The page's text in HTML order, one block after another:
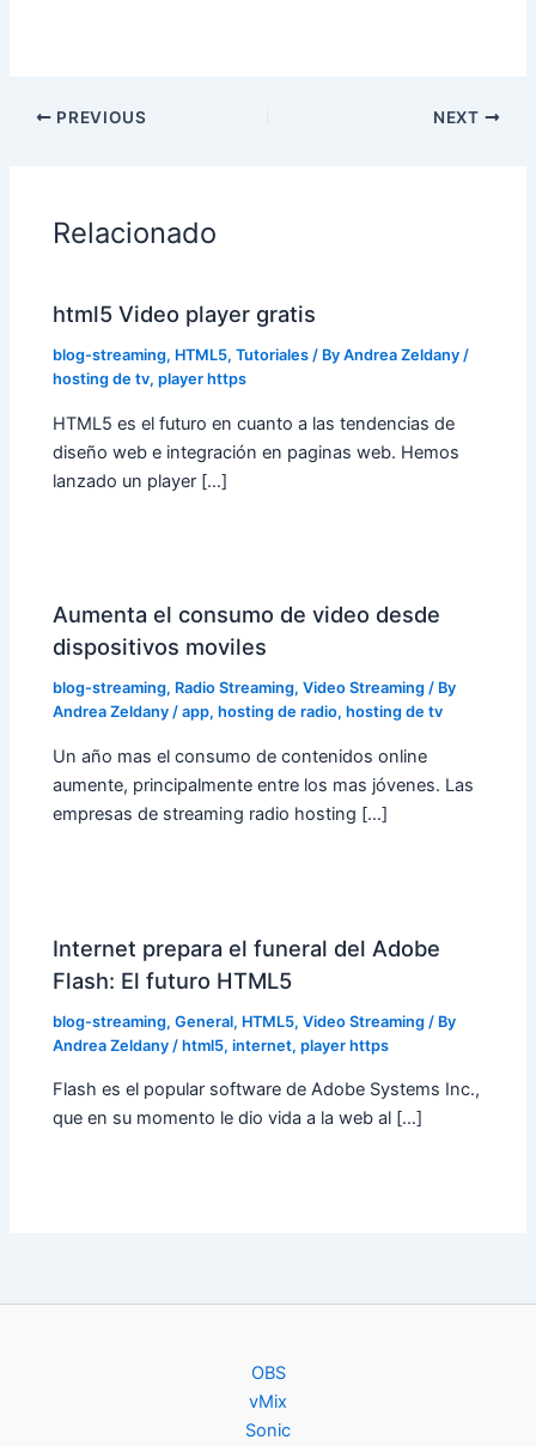
PREVIOUS NEXT
Relacionado
html5 Video player gratis
blog-streaming, HTML5,Tutoriales / ByAndrea Zeldany /
hosting de tv,player https
HTML5 es el futuro en cuanto a las tendencias de
diseño web e integración en paginas web. Hemos
lanzado un player […]
Aumenta el consumo de video desde
dispositivos moviles
blog-streaming, Radio Streaming,Video Streaming / By
Andrea Zeldany/app,hosting de radio,hosting de tv
Un año mas el consumo de contenidos online
aumente, principalmente entre los mas jóvenes. Las
empresas de streaming radio hosting […]
Internet prepara el funeral del Adobe
Flash: El futuro HTML5
blog-streaming,General, HTML5,Video Streaming / By
Andrea Zeldany /html5,internet,player https
Flash es el popular software de Adobe Systems Inc.,
que en su momento le dio vida a la web al […]
OBS
vMix
Sonic